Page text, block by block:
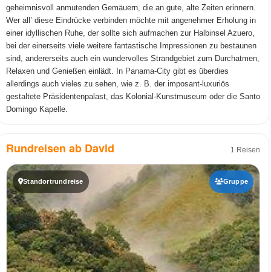
geheimnisvoll anmutenden Gemäuern, die an gute, alte Zeiten erinnern.
Wer all’ diese Eindrücke verbinden möchte mit angenehmer Erholung in
einer idyllischen Ruhe, der sollte sich aufmachen zur Halbinsel Azuero,
bei der einerseits viele weitere fantastische Impressionen zu bestaunen
sind, andererseits auch ein wundervolles Strandgebiet zum Durchatmen,
Relaxen und Genießen einlädt. In Panama-City gibt es überdies
allerdings auch vieles zu sehen, wie z. B. der imposant-luxuriös
gestaltete Präsidentenpalast, das Kolonial-Kunstmuseum oder die Santo
Domingo Kapelle.
Rundreisen ab David 1 Reisen
Standortrundreise Gruppe